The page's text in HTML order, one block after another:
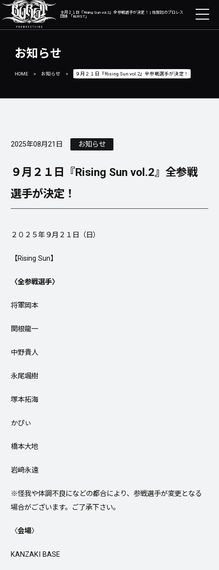
９月２１日『Rising Sun vol.2』全参戦選手が決定！ | 佐賀初のプロレス
団体 「BURST」
お知らせ
HOME > お知らせ > ９月２１日『Rising Sun vol.2』全参戦選手が決定！
2025年08月21日 お知らせ
９月２１日『Rising Sun vol.2』全参戦
選手が決定！
２０２５年９月２１日（日）
【Rising Sun】
〈全参戦選手〉
将軍岡本
関根龍一
中野貴人
永尾颯樹
塚本拓海
かぴぃ
橋本大地
岩﨑永遠
※怪我や体調不良になどの都合により、参戦選手が変更となる
場合がございます。ご了承下さい。
〈会場〉
KANZAKI BASE